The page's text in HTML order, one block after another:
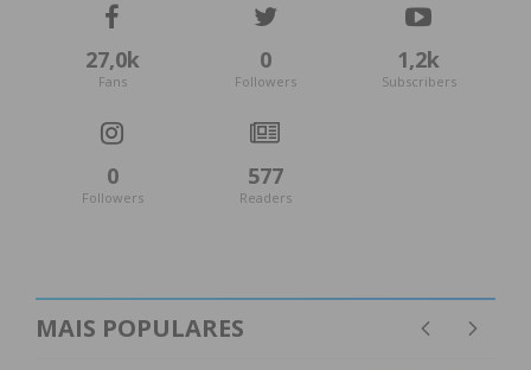
27,0k
Fans
0
Followers
1,2k
Subscribers
0
Followers
577
Readers
MAIS POPULARES